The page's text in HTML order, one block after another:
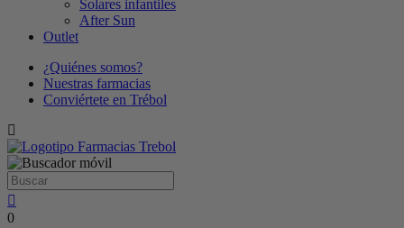
Solares infantiles
After Sun
Outlet
¿Quiénes somos?
Nuestras farmacias
Conviértete en Trébol
0